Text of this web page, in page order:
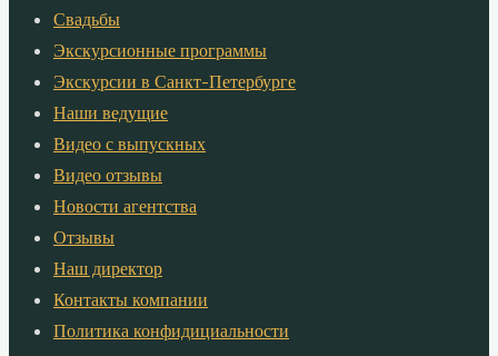
Свадьбы
Экскурсионные программы
Экскурсии в Санкт-Петербурге
Наши ведущие
Видео с выпускных
Видео отзывы
Новости агентства
Отзывы
Наш директор
Контакты компании
Политика конфидициальности